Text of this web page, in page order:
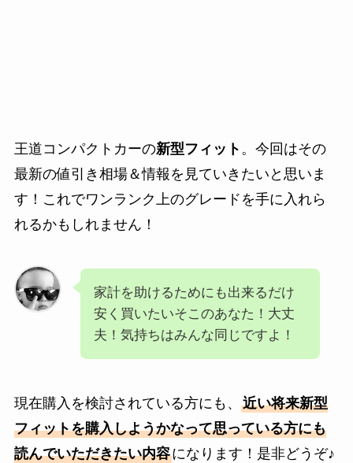
王道コンパクトカーの新型フィット 。今回はその
最新の値引き相場＆情報を見ていきたいと思いま
す！これでワンランク上のグレードを手に入れら
れるかもしれません！
家計を助けるためにも出来るだけ
安く買いたいそこのあなた！大丈
夫！気持ちはみんな同じですよ！
現在購入を検討されている方にも、 近い将来新型
フィットを購入しようかなって思っている方にも
読んでいただきたい内容になります！是非どうぞ♪